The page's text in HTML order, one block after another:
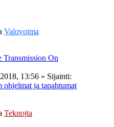
Valovoima
Transmission On
13:56 » Sijainti:
ohjelmat ja tapahtumat
Teknojta